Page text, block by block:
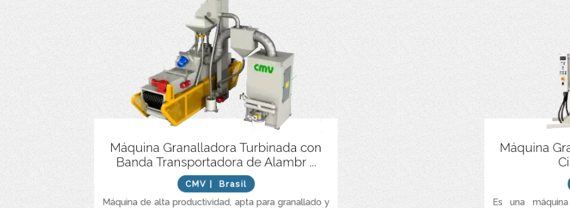
Máquina Granalladora Turbinada con
Banda Transportadora de Alambr ...
CMV | Brasil
Máquina de alta productividad, apta para granallado y
Manejo de piezas de diferentes formas sin necesidad de una
configuración especifica de la máquina.
Alimentación manual o automática de piezas a granallar.
Equipada con 2 a 8 turbinas de alta eficiencia, ubicadas
correctamente para cada aplicación (potencias entre 5 y 75 HP).
Máquina
Es una
Funciona con